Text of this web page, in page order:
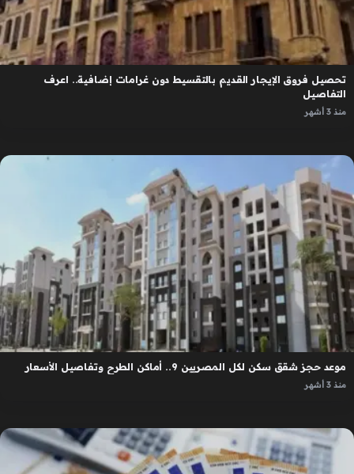
تحصيل فروق الإيجار القديم بالتقسيط دون غرامات إضافية.. اعرف
التفاصيل
منذ 3 أشهر
موعد حجز شقق سكن لكل المصريين 9.. أماكن الطرح وتفاصيل الأسعار
منذ 3 أشهر